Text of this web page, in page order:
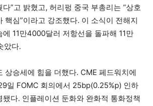
”고 밝혔고, 허리펑 중국 부총리는 “상호
핵심”이라고 강조했다. 이 소식이 전해지
에 11만4000달러 저항선을 돌파해 11만
았다.
상승세에 힘을 더했다. CME 페드워치에
일 FOMC 회의에서 25bp(0.25%p) 인하
됐다. 인플레이션 둔화와 완화적 통화정책